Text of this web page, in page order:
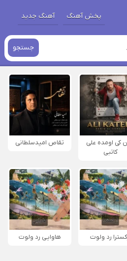
پخش آهنگ آهنگ جدید
جستجو
کی اومده علی
کاتبی
تقاص امیدسلطانی
رد ولوت هاوایی رد ولوت